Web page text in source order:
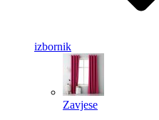
izbornik
Zavjese